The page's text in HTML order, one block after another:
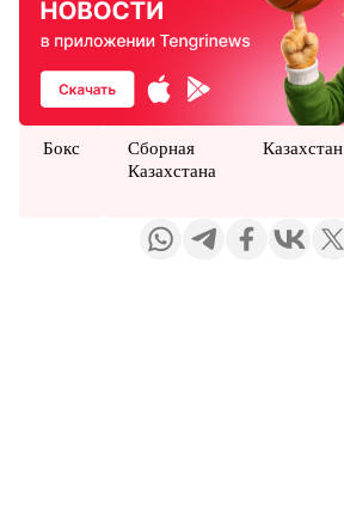
Бокс
Сборная
Казахстана
Казахстан